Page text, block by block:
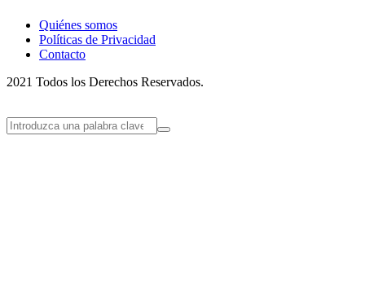
Quiénes somos
Políticas de Privacidad
Contacto
2021 Todos los Derechos Reservados.